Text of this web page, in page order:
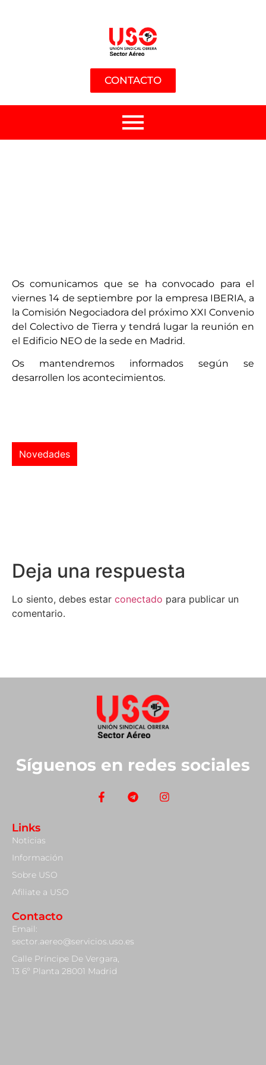
CONTACTO
Os comunicamos que se ha convocado para el
viernes 14 de septiembre por la empresa IBERIA, a
la Comisión Negociadora del próximo XXI Convenio
del Colectivo de Tierra y tendrá lugar la reunión en
el Edificio NEO de la sede en Madrid.
Os mantendremos informados según se
desarrollen los acontecimientos.
Novedades
Deja una respuesta
Lo siento, debes estar conectado para publicar un
comentario.
Síguenos en redes sociales
Links
Noticias
Información
Sobre USO
Afiliate a USO
Contacto
Email:
sector.aereo@servicios.uso.es
Calle Príncipe De Vergara,
13 6º Planta 28001 Madrid